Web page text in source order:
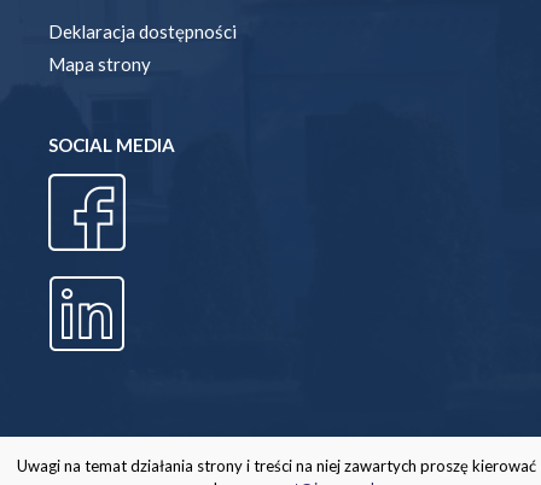
Deklaracja dostępności
Mapa strony
SOCIAL MEDIA
Uwagi na temat działania strony i treści na niej zawartych proszę kierować